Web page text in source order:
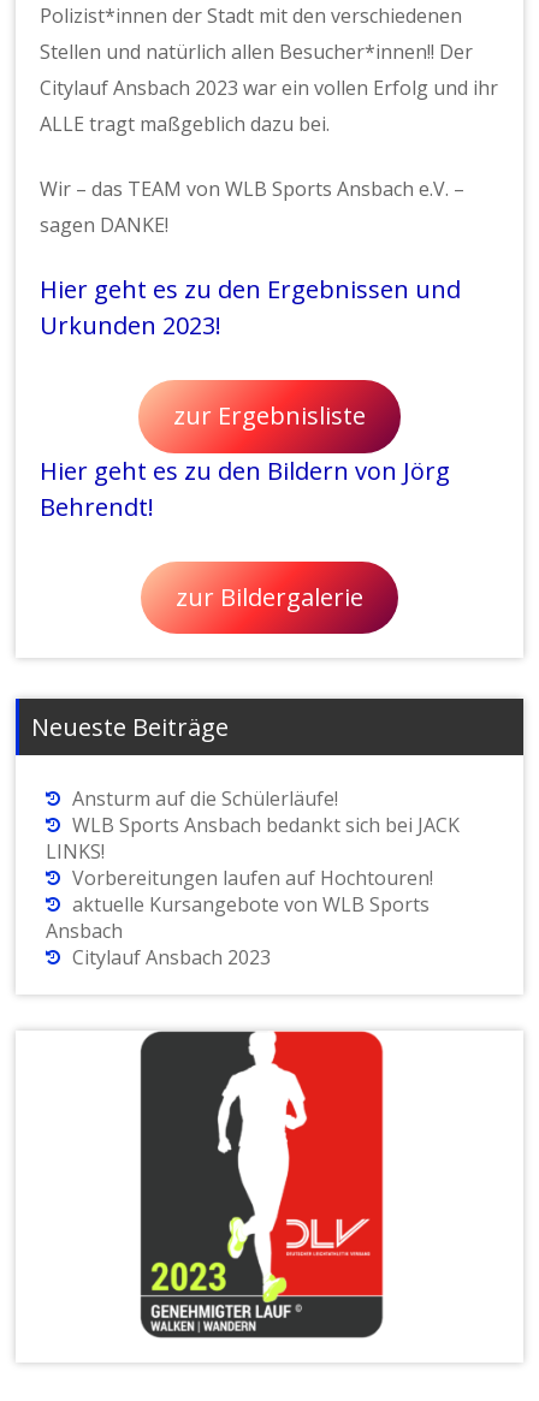
Polizist*innen der Stadt mit den verschiedenen
Stellen und natürlich allen Besucher*innen!! Der
Citylauf Ansbach 2023 war ein vollen Erfolg und ihr
ALLE tragt maßgeblich dazu bei.
Wir – das TEAM von WLB Sports Ansbach e.V. –
sagen DANKE!
Hier geht es zu den Ergebnissen und
Urkunden 2023!
zur Ergebnisliste
Hier geht es zu den Bildern von Jörg
Behrendt!
zur Bildergalerie
Neueste Beiträge
Ansturm auf die Schülerläufe!
WLB Sports Ansbach bedankt sich bei JACK
LINKS!
Vorbereitungen laufen auf Hochtouren!
aktuelle Kursangebote von WLB Sports
Ansbach
Citylauf Ansbach 2023